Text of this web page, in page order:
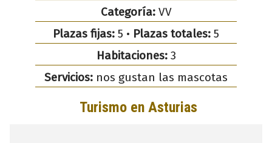
Categoría:VV
Plazas fijas: 5 • Plazas totales: 5
Habitaciones:3
Servicios: nos gustan las mascotas